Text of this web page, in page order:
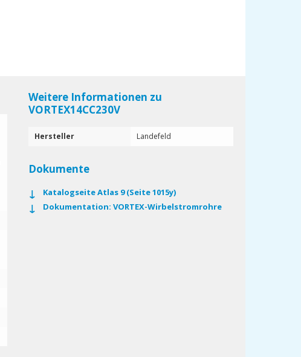
Weitere Informationen zu
VORTEX14CC230V
Hersteller Landefeld
Dokumente
Katalogseite Atlas 9 (Seite 1015y)
Dokumentation: VORTEX-Wirbelstromrohre